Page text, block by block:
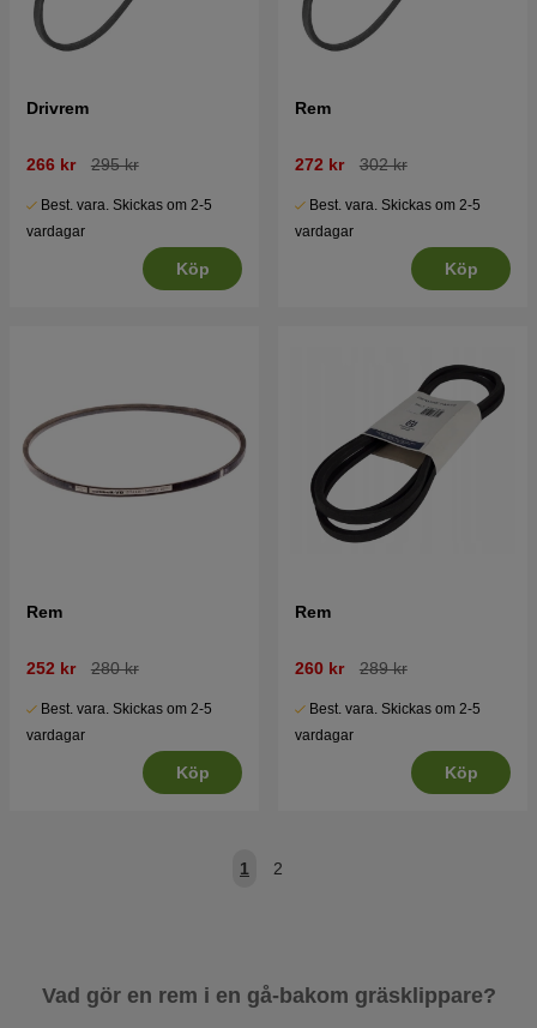
Drivrem
266 kr 295 kr
Best. vara. Skickas om 2-5
vardagar
Köp
Rem
272 kr 302 kr
Best. vara. Skickas om 2-5
vardagar
Köp
Rem
252 kr 280 kr
Best. vara. Skickas om 2-5
vardagar
Köp
Rem
260 kr 289 kr
Best. vara. Skickas om 2-5
vardagar
Köp
1 2
Vad gör en rem i en gå-bakom gräsklippare?